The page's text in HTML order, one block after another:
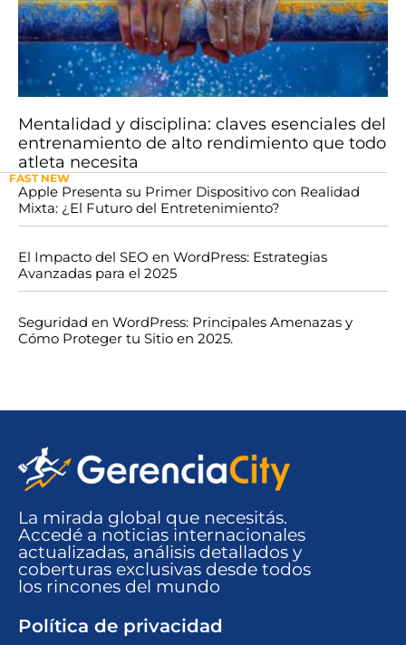
Mentalidad y disciplina: claves esenciales del
entrenamiento de alto rendimiento que todo
atleta necesita
FAST NEW
Apple Presenta su Primer Dispositivo con Realidad
Mixta: ¿El Futuro del Entretenimiento?
El Impacto del SEO en WordPress: Estrategias
Avanzadas para el 2025
Seguridad en WordPress: Principales Amenazas y
Cómo Proteger tu Sitio en 2025.
La mirada global que necesitás.
Accedé a noticias internacionales
actualizadas, análisis detallados y
coberturas exclusivas desde todos
los rincones del mundo​
Política de privacidad